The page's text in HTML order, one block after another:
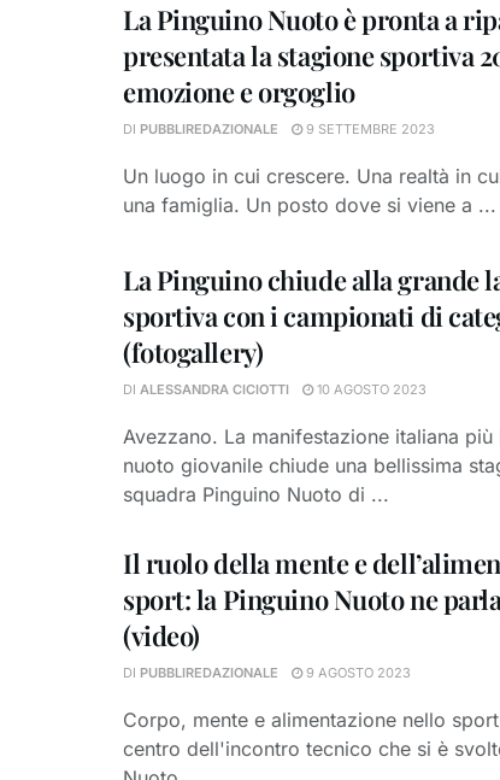
La Pinguino Nuoto è pronta a
presentata la stagione sportiva
emozione e orgoglio
DI PUBBLIREDAZIONALE 9 SETTEMBRE 2023
Un luogo in cui crescere. Una realtà in
una famiglia. Un posto dove si viene a ...
La Pinguino chiude alla grande
sportiva con i campionati di
(fotogallery)
DI ALESSANDRA CICIOTTI 10 AGOSTO 2023
Avezzano. La manifestazione italiana
nuoto giovanile chiude una bellissima
squadra Pinguino Nuoto di ...
Il ruolo della mente e
sport: la Pinguino Nuoto ne
(video)
DI PUBBLIREDAZIONALE 9 AGOSTO 2023
Corpo, mente e alimentazione nello
centro dell'incontro tecnico che si è